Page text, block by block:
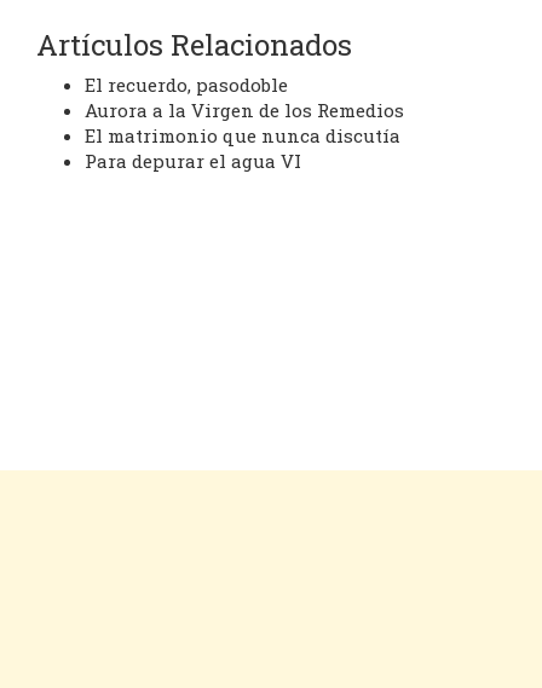
Artículos Relacionados
El recuerdo, pasodoble
Aurora a la Virgen de los Remedios
El matrimonio que nunca discutía
Para depurar el agua VI